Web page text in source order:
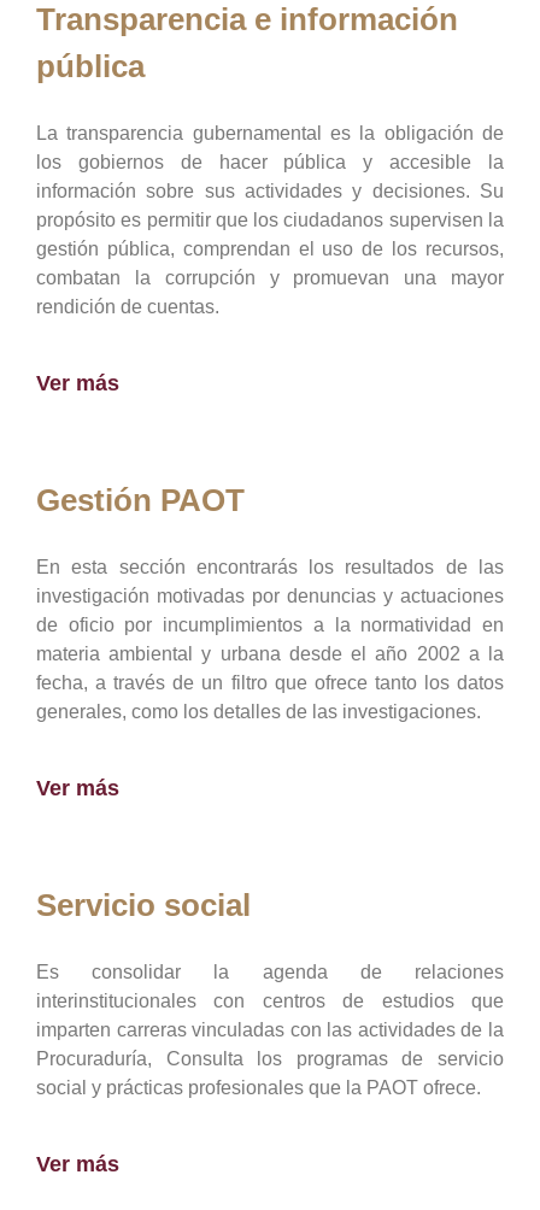
Transparencia e información
pública
La transparencia gubernamental es la obligación de
los gobiernos de hacer pública y accesible la
información sobre sus actividades y decisiones. Su
propósito es permitir que los ciudadanos supervisen la
gestión pública, comprendan el uso de los recursos,
combatan la corrupción y promuevan una mayor
rendición de cuentas.
Ver más
Gestión PAOT
En esta sección encontrarás los resultados de las
investigación motivadas por denuncias y actuaciones
de oficio por incumplimientos a la normatividad en
materia ambiental y urbana desde el año 2002 a la
fecha, a través de un filtro que ofrece tanto los datos
generales, como los detalles de las investigaciones.
Ver más
Servicio social
Es consolidar la agenda de relaciones
interinstitucionales con centros de estudios que
imparten carreras vinculadas con las actividades de la
Procuraduría, Consulta los programas de servicio
social y prácticas profesionales que la PAOT ofrece.
Ver más